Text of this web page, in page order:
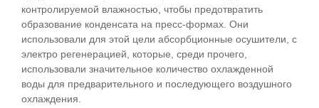
контролируемой влажностью, чтобы предотвратить
образование конденсата на пресс-формах. Они
использовали для этой цели абсорбционные осушители, с
электро регенерацией, которые, среди прочего,
использовали значительное количество охлажденной
воды для предварительного и последующего воздушного
охлаждения.